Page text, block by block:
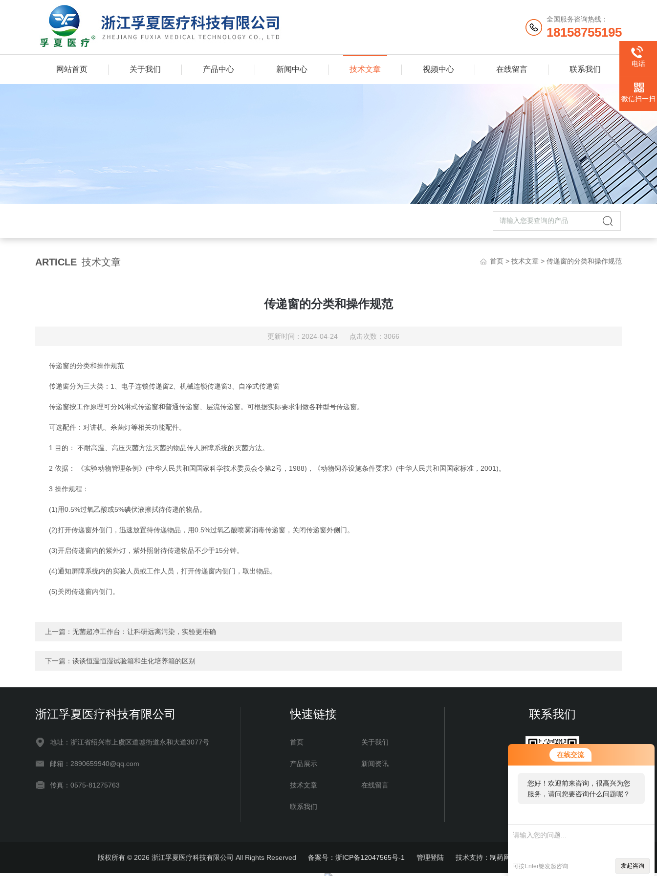
在线交流
您好！欢迎前来咨询，很高兴为您
服务，请问您要咨询什么问题呢？
可按Enter键发起咨询 发起咨询
全国服务咨询热线：
18158755195
网站首页 关于我们 产品中心 新闻中心 技术文章 视频中心 在线留言 联系我们
ARTICLE 技术文章 首页 > 技术文章 > 传递窗的分类和操作规范
传递窗的分类和操作规范
更新时间：2024-04-24 点击次数：3066
传递窗的分类和操作规范
传递窗分为三大类：1、电子连锁传递窗2、机械连锁传递窗3、自净式传递窗
传递窗按工作原理可分风淋式传递窗和普通传递窗、层流传递窗。可根据实际要求制做各种型号传递窗。
可选配件：对讲机、杀菌灯等相关功能配件。
1 目的： 不耐高温、高压灭菌方法灭菌的物品传人屏障系统的灭菌方法。
2 依据： 《实验动物管理条例》(中华人民共和国国家科学技术委员会令第2号，1988)，《动物饲养设施条件要求》(中华人民共和国国家标准，2001)。
3 操作规程：
(1)用0.5%过氧乙酸或5%碘伏液擦拭待传递的物品。
(2)打开传递窗外侧门，迅速放置待传递物品，用0.5%过氧乙酸喷雾消毒传递窗，关闭传递窗外侧门。
(3)开启传递窗内的紫外灯，紫外照射待传递物品不少于15分钟。
(4)通知屏障系统内的实验人员或工作人员，打开传递窗内侧门，取出物品。
(5)关闭传递窗内侧门。
上一篇： 无菌超净工作台：让科研远离污染，实验更准确
下一篇： 谈谈恒温恒湿试验箱和生化培养箱的区别
浙江孚夏医疗科技有限公司
地址：浙江省绍兴市上虞区道墟街道永和大道3077号
邮箱：2890659940@qq.com
传真：0575-81275763
快速链接
首页 关于我们
产品展示 新闻资讯
技术文章 在线留言
联系我们
联系我们
版权所有 © 2026 浙江孚夏医疗科技有限公司 All Rights Reserved 备案号：浙ICP备12047565号-1 管理登陆 技术支持： 制药网
电话
微信扫一扫